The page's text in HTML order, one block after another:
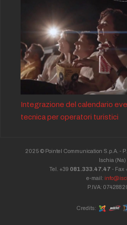
Integrazione del calendario
tecnica per operatori turistici
2025 © Pointel Communication S.p.A. -
Ischia (Na)
Tel. +39 081.333.47.47 - Fax
e-mail:
P.IVA:
Credits: